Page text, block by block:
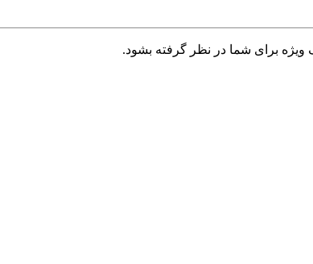
ویژه برای شما در نظر گرفته بشود.